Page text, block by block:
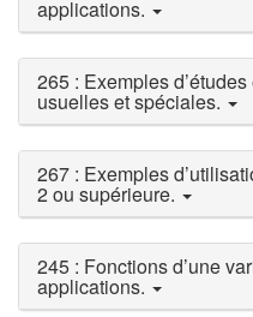
applications.
265 : Exemples
usuelles et spéciales.
267 : Exemples
2 ou supérieure.
245 : Fonctions d’une
applications.